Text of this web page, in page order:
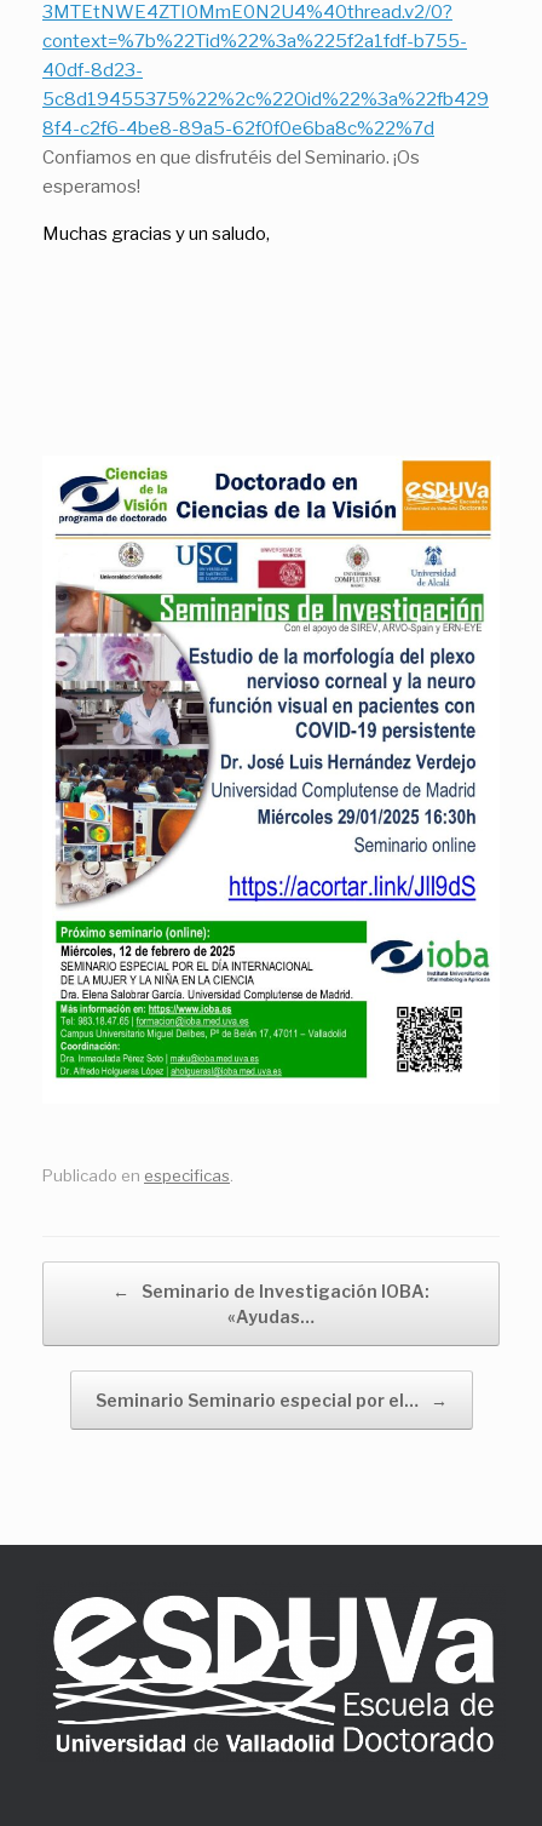
3MTEtNWE4ZTI0MmE0N2U4%40thread.v2/0?
context=%7b%22Tid%22%3a%225f2a1fdf-b755-
40df-8d23-
5c8d19455375%22%2c%22Oid%22%3a%22fb429
8f4-c2f6-4be8-89a5-62f0f0e6ba8c%22%7d
Confiamos en que disfrutéis del Seminario. ¡Os
esperamos!
Muchas gracias y un saludo,
Publicado en especificas
Navegador de artículos
←
Seminario de Investigación IOBA:
«Ayudas…
Seminario Seminario especial por el… →